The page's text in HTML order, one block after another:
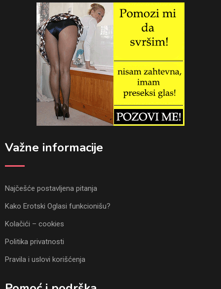
Važne informacije
Najčešće postavljena pitanja
Kako Erotski Oglasi funkcionišu?
Kolačići – cookies
Politika privatnosti
Pravila i uslovi korišćenja